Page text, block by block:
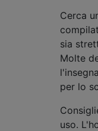
Cerca
sia
Molte
per lo
uso.